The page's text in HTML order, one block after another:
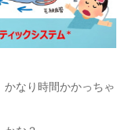
なり時間かかっちゃ